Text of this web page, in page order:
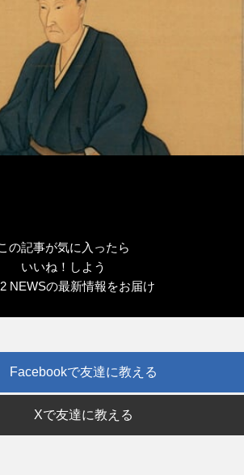
の記事が気に入ったら
いいね！しよう
NEWSの最新情報をお届け
Facebookで友達に教える
Xで友達に教える